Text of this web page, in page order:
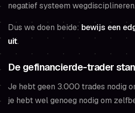
negatief systeem wegdisciplineren.
Dus we doen beide: bewijs een
uit.
De gefinancierde-trader
Je hebt geen 3.000 trades nodig
je hebt wel genoeg nodig om